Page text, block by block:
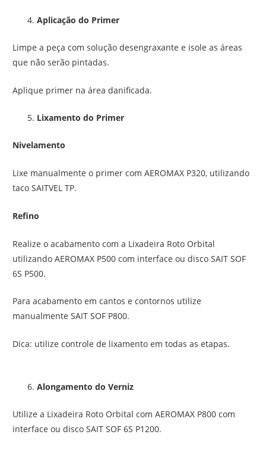
Aplicação do Primer
Limpe a peça com solução desengraxante e isole as áreas
que não serão pintadas.
Aplique primer na área danificada.
Lixamento do Primer
Nivelamento
Lixe manualmente o primer com AEROMAX P320, utilizando
taco SAITVEL TP.
Refino
Realize o acabamento com a Lixadeira Roto Orbital
utilizando AEROMAX P500 com interface ou disco SAIT SOF
6S P500.
Para acabamento em cantos e contornos utilize
manualmente SAIT SOF P800.
Dica: utilize controle de lixamento em todas as etapas.
Alongamento do Verniz
Utilize a Lixadeira Roto Orbital com AEROMAX P800 com
interface ou disco SAIT SOF 6S P1200.